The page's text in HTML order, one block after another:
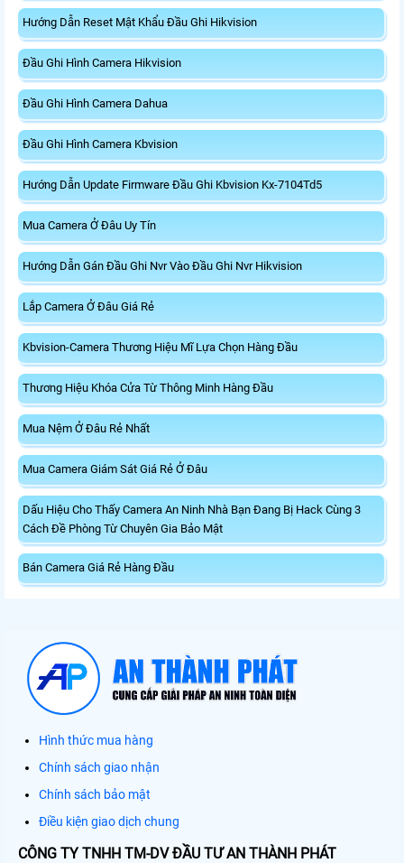
Hướng Dẫn Reset Mật Khẩu Đầu Ghi Hikvision
Đầu Ghi Hình Camera Hikvision
Đầu Ghi Hình Camera Dahua
Đầu Ghi Hình Camera Kbvision
Hướng Dẫn Update Firmware Đầu Ghi Kbvision Kx-7104Td5
Mua Camera Ở Đâu Uy Tín
Hướng Dẫn Gán Đầu Ghi Nvr Vào Đầu Ghi Nvr Hikvision
Lắp Camera Ở Đâu Giá Rẻ
Kbvision-Camera Thương Hiệu Mĩ Lựa Chọn Hàng Đầu
Thương Hiệu Khóa Cửa Từ Thông Minh Hàng Đầu
Mua Nệm Ở Đâu Rẻ Nhất
Mua Camera Giám Sát Giá Rẻ Ở Đâu
Dấu Hiệu Cho Thấy Camera An Ninh Nhà Bạn Đang Bị Hack Cùng 3
Cách Đề Phòng Từ Chuyên Gia Bảo Mật
Bán Camera Giá Rẻ Hàng Đầu
Hình thức mua hàng
Chính sách giao nhận
Chính sách bảo mật
Điều kiện giao dịch chung
CÔNG TY TNHH TM-DV ĐẦU TƯ AN THÀNH PHÁT